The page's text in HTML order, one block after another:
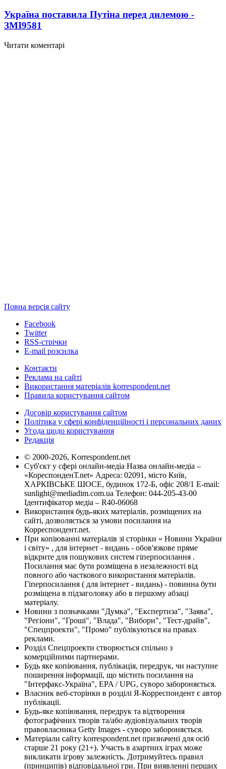
Україна поставила Путіна перед дилемою -
ЗМІ9581
Читати коментарі
Повна версія сайту
Facebook
Twitter
RSS-стрічки
E-mail розсилка
Контакти
Реклама на сайті
Використання матеріалів korrespondent.net
Правила користування сайтом
Договір користування сайтом
Політика у сфері конфіденційності і персональних даних
Угода щодо користування
Редакція
© 2000-2026, Korrespondent.net
Суб'єкт у сфері онлайн-медіа Назва онлайн-медіа –
«КореспонденТ.net» Адреса: 02091, місто Київ,
ХАРКІВСЬКЕ ШОСЕ, будинок 172-Б, офіс 208/1 E-mail:
sunlight@mediadim.com.ua Телефон: 044-205-43-00
Ідентифікатор медіа – R40-06068
Використання будь-яких матеріалів, розміщених на
сайті, дозволяється за умови посилання на
Корреспондент.net.
При копіюванні матеріалів зі сторінки « Новини України
і світу» , для інтернет - видань - обов'язкове пряме
відкрите для пошукових систем гіперпосилання .
Посилання має бути розміщена в незалежності від
повного або часткового використання матеріалів.
Гіперпосилання ( для інтернет - видань) - повинна бути
розміщена в підзаголовку або в першому абзаці
матеріалу.
Новини з позначками "Думка", "Експертиза", "Заява",
"Регіони", "Гроші", "Влада", "Вибори", "Тест-драйв",
"Спецпроекти", "Промо" публікуються на правах
реклами.
Розділ Спецпроекти створюється спільно з
комерційними партнерами.
Будь яке копіювання, публікація, передрук, чи наступне
поширення інформації, що містить посилання на
"Інтерфакс-Україна", EPA / UPG, суворо забороняється.
Власник веб-сторінки в розділі Я-Корреспондент є автор
публікації.
Будь-яке копіювання, передрук та відтворення
фотографічних творів та/або аудіовізуальних творів
правовласника Getty Images - суворо забороняється.
Матеріали сайту korrespondent.net призначені для осіб
старше 21 року (21+). Участь в азартних іграх може
викликати ігрову залежність. Дотримуйтесь правил
(принципів) відповідальної гри. При виявленні перших